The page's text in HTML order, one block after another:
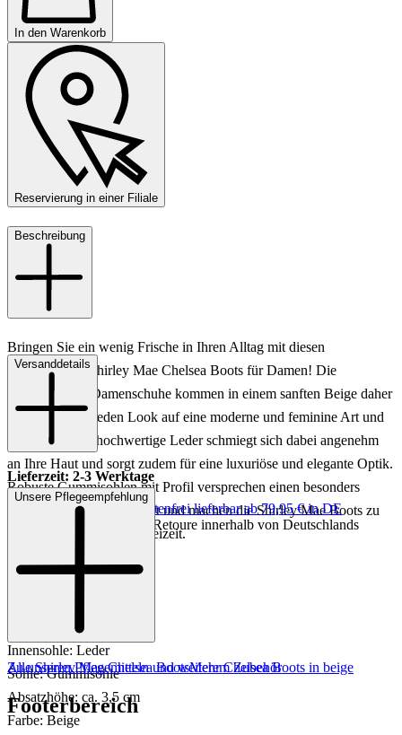
In den Warenkorb
Reservierung in einer Filiale
Beschreibung
Bringen Sie ein wenig Frische in Ihren Alltag mit diesen
wundervollen Shirley Mae Chelsea Boots für Damen! Die
knöchelhohen Damenschuhe kommen in einem sanften Beige daher
und peppen so jeden Look auf eine moderne und feminine Art und
Weise auf. Das hochwertige Leder schmiegt sich dabei angenehm
an Ihre Haut und sorgt zudem für eine luxuriöse und elegante Optik.
Robuste Gummisohlen mit Profil versprechen einen besonders
angenehmen Tragekomfort und machen die Shirley Mae Boots zu
tollen Begleitern in der Freizeit.
Innenmaterial: Leder
Innensohle: Leder
Sohle: Gummisohle
Absatzhöhe: ca. 3,5 cm
Farbe: Beige
Versanddetails
Lieferzeit: 2-3 Werktage
Keine Versandkosten:
kostenfrei lieferbar ab 79,95 € in DE
Einfache und Kostenlose Retoure innerhalb von Deutschlands
Unsere Pflegeempfehlung
Zu unseren Pflegemitteln und weiterem Zubehör
Alle Shirley Mae Chelsea BootsMehr Chelsea Boots in beige
Footerbereich